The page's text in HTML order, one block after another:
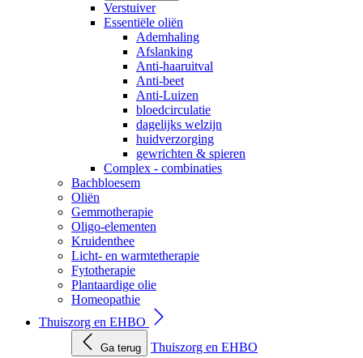
Verstuiver
Essentiële oliën
Ademhaling
Afslanking
Anti-haaruitval
Anti-beet
Anti-Luizen
bloedcirculatie
dagelijks welzijn
huidverzorging
gewrichten & spieren
Complex - combinaties
Bachbloesem
Oliën
Gemmotherapie
Oligo-elementen
Kruidenthee
Licht- en warmtetherapie
Fytotherapie
Plantaardige olie
Homeopathie
Thuiszorg en EHBO
Ga terug
Thuiszorg en EHBO